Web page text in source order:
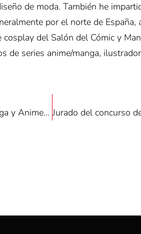
de moda. También he
por el norte de
del Salón del Cómic y
series anime/manga,
Cartel final y horario completo de las XXI Jornadas Manga y Anime de Motsukora